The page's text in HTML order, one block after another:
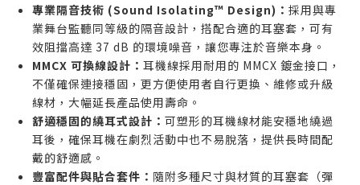
己聲音，並有效隔絕環境噪音干擾。
誰不適合購買
追求極致高頻延伸與解析力的音響發燒友 (SE215 的
強項在於溫暖的中低頻表現)。
需要無線藍牙功能或主動降噪(ANC)便利性的用戶
(SE215 為有線、被動隔音設計)。
預算極為有限，僅想尋求百元級消費耳機的初學者。
專業隔音技術 (Sound Isolating™ Design)： 採用與專
業舞台監聽同等級的隔音設計，搭配合適的耳塞套，可有
效阻擋高達 37 dB 的環境噪音，讓您專注於音樂本身。
MMCX 可換線設計： 耳機線採用耐用的 MMCX 鍍金接口，
不僅確保連接穩固，更方便使用者自行更換、維修或升級
線材，大幅延長產品使用壽命。
舒適穩固的繞耳式設計： 可塑形的耳機線材能安穩地繞過
耳後，確保耳機在劇烈活動中也不易脫落，提供長時間配
戴的舒適感。
豐富配件與貼合套件： 隨附多種尺寸與材質的耳塞套（彈